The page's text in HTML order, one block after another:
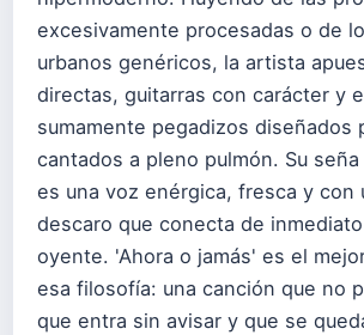
excesivamente procesadas o de
urbanos genéricos, la artista
directas, guitarras con carácter y
sumamente pegadizos diseñados
cantados a pleno pulmón. Su
es una voz enérgica, fresca y con
descaro que conecta de
oyente. 'Ahora o jamás' es el
esa filosofía: una canción que no
que entra sin avisar y que se